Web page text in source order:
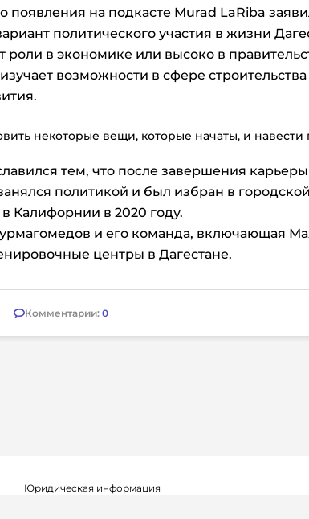
появления на подкасте Murad LaRiba
политического участия в жизни
роли в экономике или высоко в
возможности в сфере строительства
некоторые вещи, которые начаты, и навести
тем, что после завершения
политикой и был избран в
Калифорнии в 2020 году.
и его команда, включающая
центры в Дагестане.
Комментарии: 0
Юридическая информация